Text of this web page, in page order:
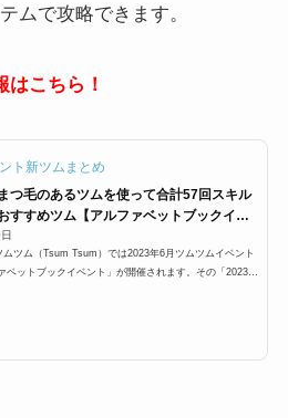
ムで攻略できます。
はこちら！
ト新ツムまとめ
つ毛のあるツムを使って合計57回スキル
すすめツム【アルファベットブックイベ
ムツム（Tsum Tsum）では2023年6月ツムツムイベント
ベットブックイベント」が開催されます。その「2023年